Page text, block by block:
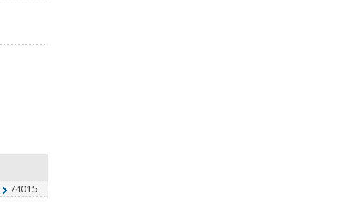
74015